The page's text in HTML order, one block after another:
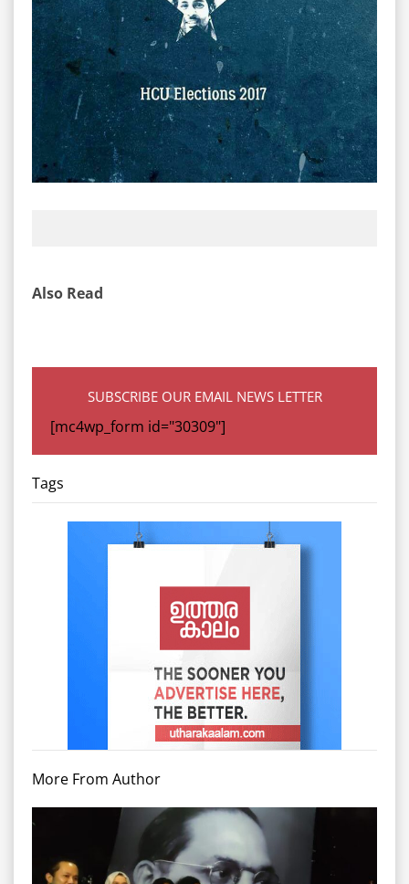
Also Read
SUBSCRIBE OUR EMAIL NEWS LETTER
[mc4wp_form id="30309"]
Tags
More From Author